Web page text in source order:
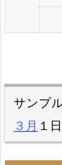
サンプ
３月 １日